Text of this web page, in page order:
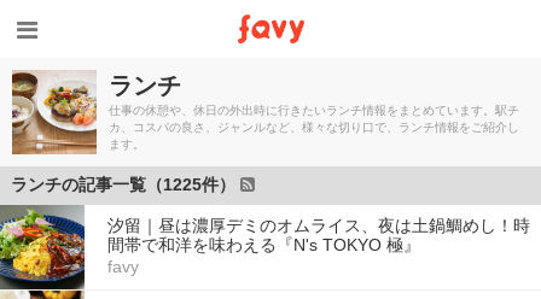
ランチ
仕事の休憩や、休日の外出時に行きたいランチ情報をまとめています。駅チ
カ、コスパの良さ、ジャンルなど、様々な切り口で、ランチ情報をご紹介し
ます。
ランチの記事一覧（1225件）
汐留｜昼は濃厚デミのオムライス、夜は土鍋鯛めし！時
間帯で和洋を味わえる『N's TOKYO 極』
favy